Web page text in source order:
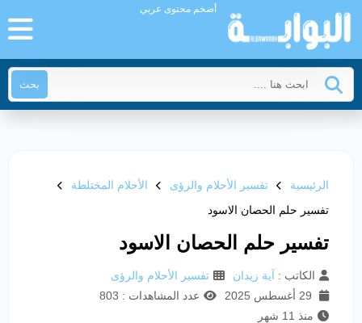
أضخم محتوى عربي
بحث
الرئيسية تفسير الأحلام والرؤى
الأحلام المختلطة
تفسير حلم الحصان الاسود
تفسير حلم الحصان الاسود
الكاتب : آية زيدان
تفسير الأحلام والرؤى
عدد المشاهدات : 803
منذ 11 شهر